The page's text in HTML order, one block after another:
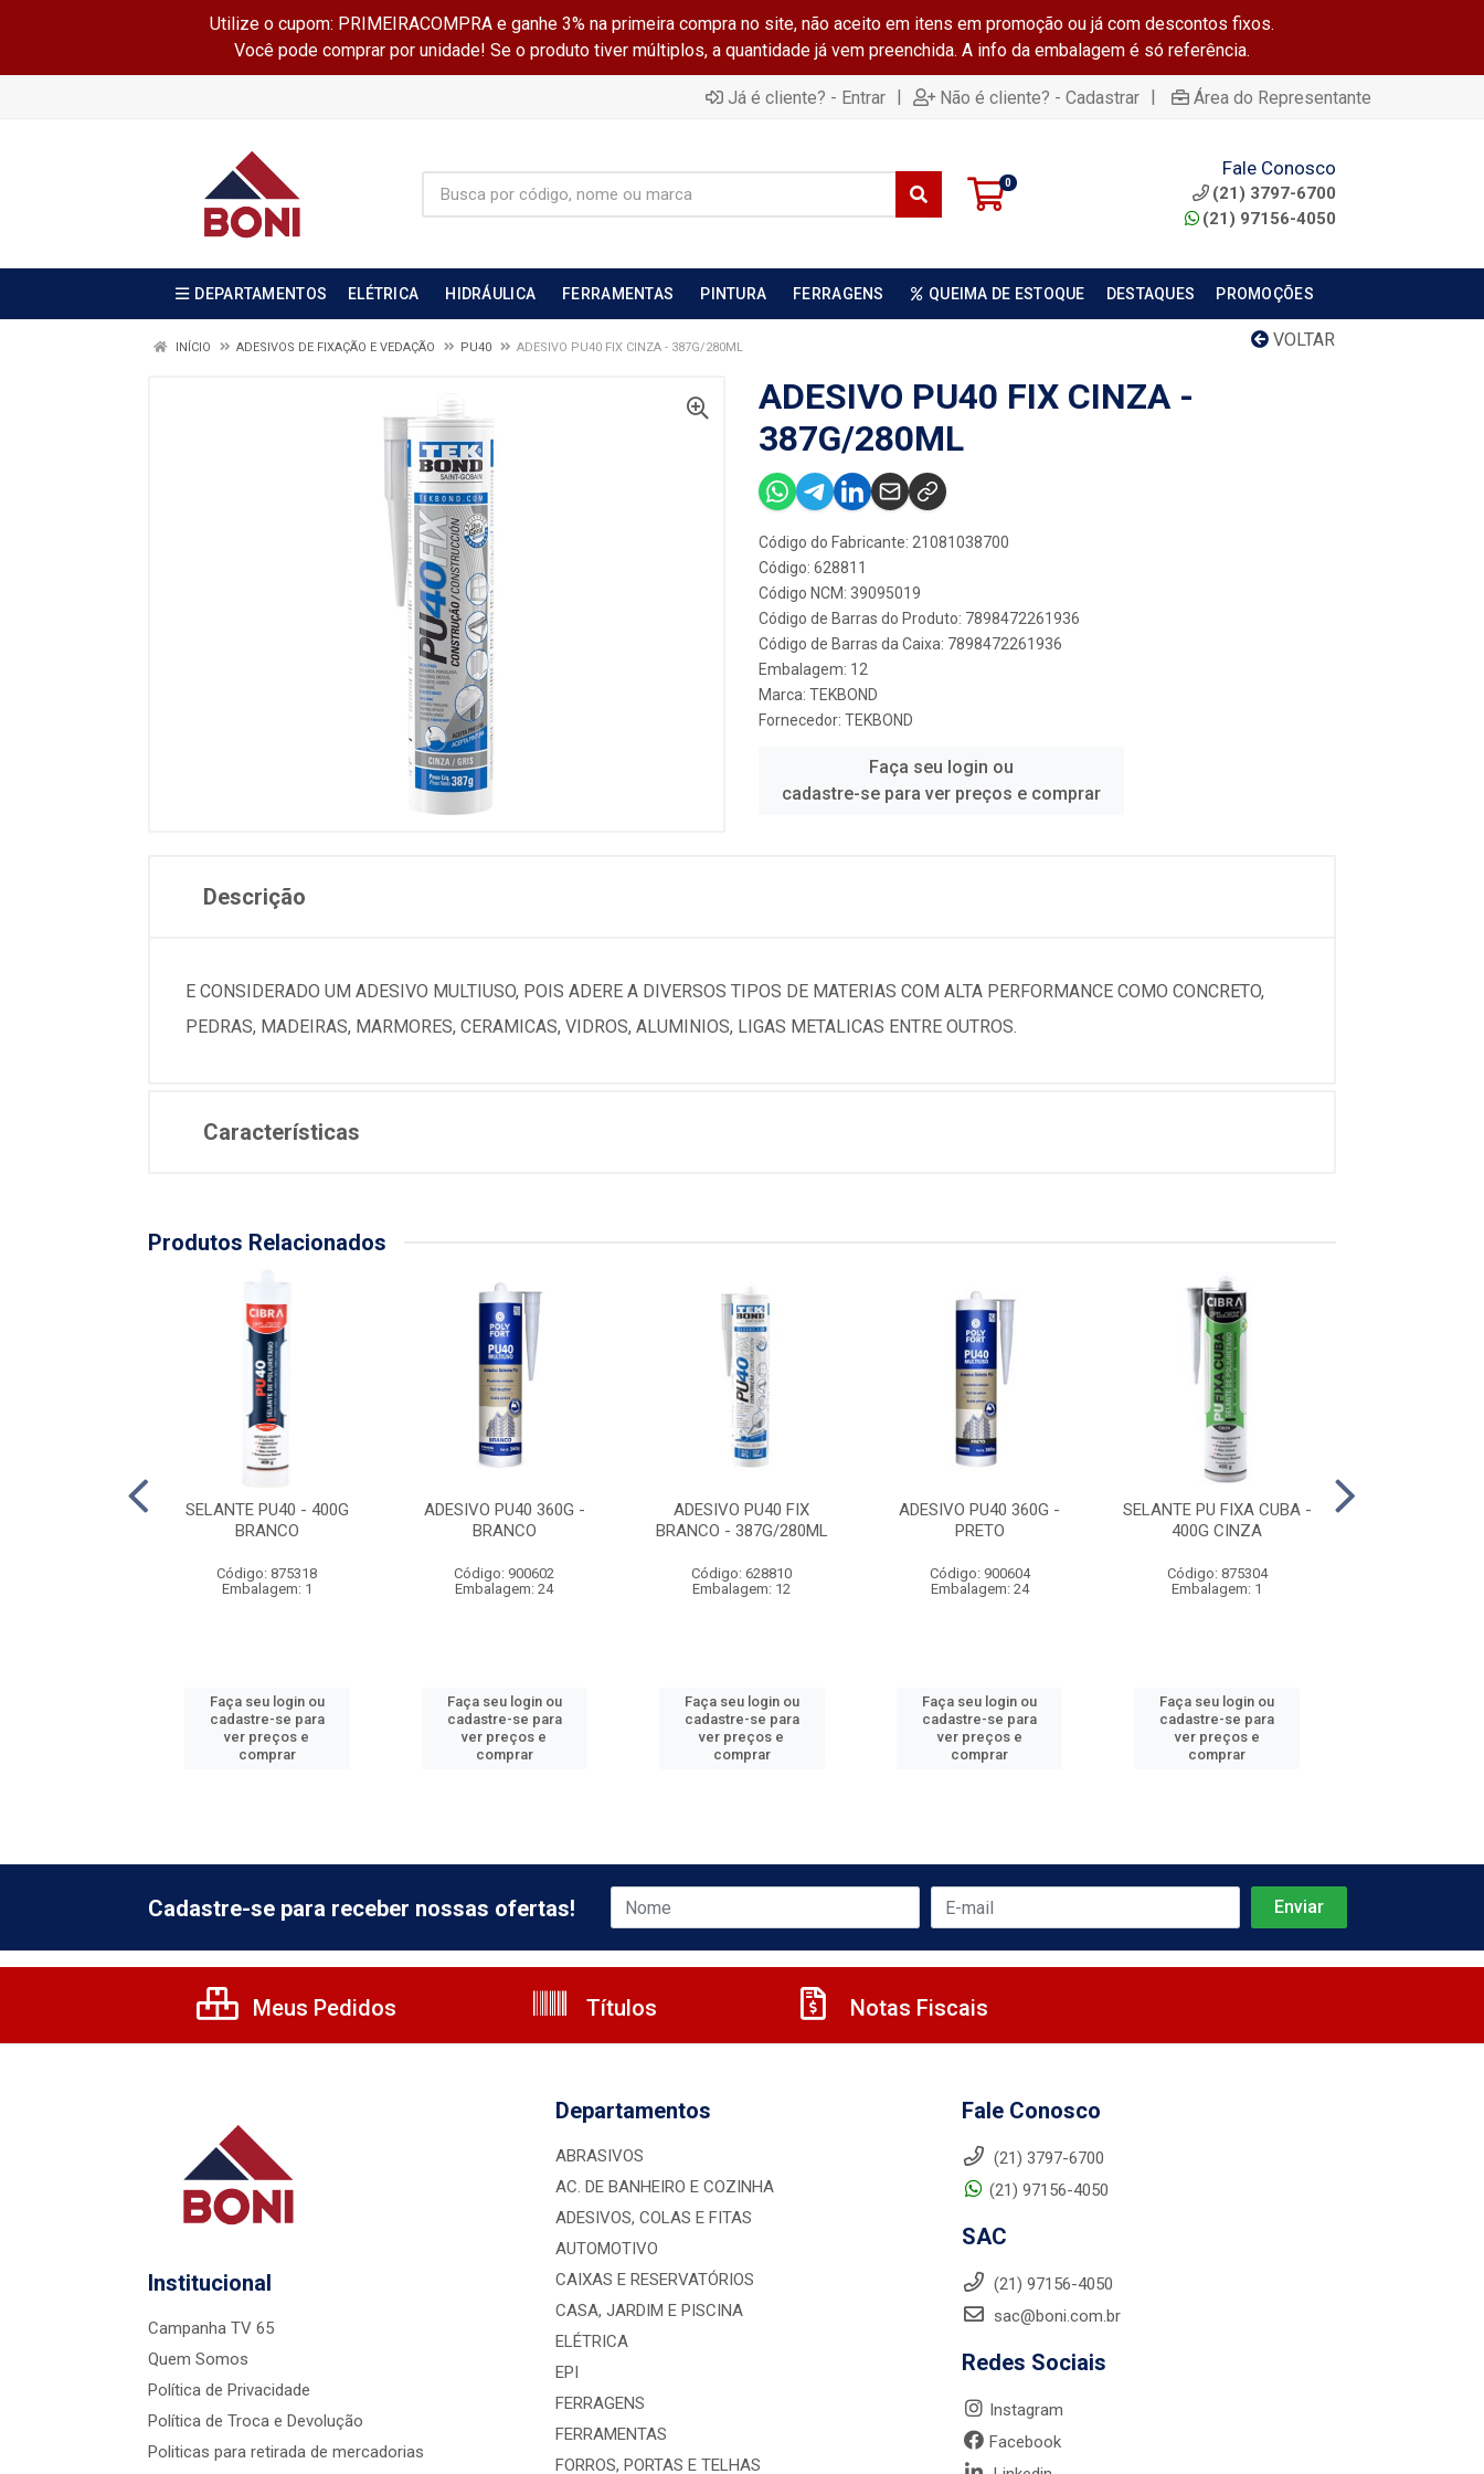
Utilize o cupom: PRIMEIRACOMPRA e ganhe 3% na primeira compra no site, não aceito em itens em promoção ou já com descontos fixos.
Você pode comprar por unidade! Se o produto tiver múltiplos, a quantidade já vem preenchida. A info da embalagem é só referência.
Já é cliente? - Entrar | Não é cliente? - Cadastrar | Área do Representante
0
Fale Conosco
(21) 3797-6700
(21) 97156-4050
DEPARTAMENTOS ELÉTRICA HIDRÁULICA FERRAMENTAS PINTURA FERRAGENS QUEIMA DE ESTOQUE DESTAQUES PROMOÇÕES
VOLTAR
INÍCIO ADESIVOS DE FIXAÇÃO E VEDAÇÃO PU40 ADESIVO PU40 FIX CINZA - 387G/280ML
ADESIVO PU40 FIX CINZA -
387G/280ML
Código do Fabricante: 21081038700
Código: 628811
Código NCM: 39095019
Código de Barras do Produto: 7898472261936
Código de Barras da Caixa: 7898472261936
Embalagem: 12
Marca: TEKBOND
Fornecedor: TEKBOND
Faça seu login ou
cadastre-se para ver preços e comprar
Descrição
E CONSIDERADO UM ADESIVO MULTIUSO, POIS ADERE A DIVERSOS TIPOS DE MATERIAS COM ALTA PERFORMANCE COMO CONCRETO,
PEDRAS, MADEIRAS, MARMORES, CERAMICAS, VIDROS, ALUMINIOS, LIGAS METALICAS ENTRE OUTROS.
Características
Produtos Relacionados
SELANTE PU40 - 400G
BRANCO
Código: 875318
Embalagem: 1
Faça seu login ou
cadastre-se para
ver preços e
comprar
ADESIVO PU40 360G -
BRANCO
Código: 900602
Embalagem: 24
Faça seu login ou
cadastre-se para
ver preços e
comprar
ADESIVO PU40 FIX
BRANCO - 387G/280ML
Código: 628810
Embalagem: 12
Faça seu login ou
cadastre-se para
ver preços e
comprar
ADESIVO PU40 360G -
PRETO
Código: 900604
Embalagem: 24
Faça seu login ou
cadastre-se para
ver preços e
comprar
SELANTE PU FIXA CUBA -
400G CINZA
Código: 875304
Embalagem: 1
Faça seu login ou
cadastre-se para
ver preços e
comprar
Cadastre-se para receber nossas ofertas!
Meus Pedidos Títulos Notas Fiscais
Institucional
Campanha TV 65
Quem Somos
Política de Privacidade
Política de Troca e Devolução
Politicas para retirada de mercadorias
Departamentos
ABRASIVOS
AC. DE BANHEIRO E COZINHA
ADESIVOS, COLAS E FITAS
AUTOMOTIVO
CAIXAS E RESERVATÓRIOS
CASA, JARDIM E PISCINA
ELÉTRICA
EPI
FERRAGENS
FERRAMENTAS
FORROS, PORTAS E TELHAS
Fale Conosco
(21) 3797-6700
(21) 97156-4050
SAC
(21) 97156-4050
sac@boni.com.br
Redes Sociais
Instagram
Facebook